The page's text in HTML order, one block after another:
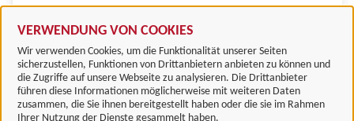
VERWENDUNG VON COOKIES
Wir verwenden Cookies, um die Funktionalität unserer Seiten
sicherzustellen, Funktionen von Drittanbietern anbieten zu können und
die Zugriffe auf unsere Webseite zu analysieren. Die Drittanbieter
führen diese Informationen möglicherweise mit weiteren Daten
zusammen, die Sie ihnen bereitgestellt haben oder die sie im Rahmen
Ihrer Nutzung der Dienste gesammelt haben.